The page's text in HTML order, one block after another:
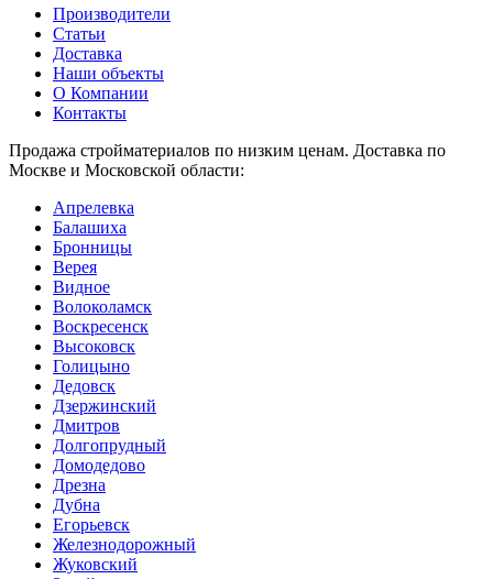
Производители
Статьи
Доставка
Наши объекты
О Компании
Контакты
Продажа стройматериалов по низким ценам. Доставка по
Москве и Московской области:
Апрелевка
Балашиха
Бронницы
Верея
Видное
Волоколамск
Воскресенск
Высоковск
Голицыно
Дедовск
Дзержинский
Дмитров
Долгопрудный
Домодедово
Дрезна
Дубна
Егорьевск
Железнодорожный
Жуковский